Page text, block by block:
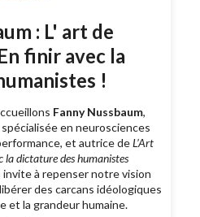
: L' art de
finir avec la
!
Fanny Nussbaum,
en neurosciences
et autrice deL’Art
la dictature des humanistes
invite à repenser notre vision
des carcans idéologiques
et la grandeur humaine.